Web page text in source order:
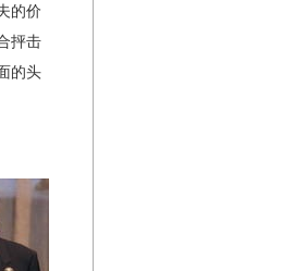
的价
抨击
的头